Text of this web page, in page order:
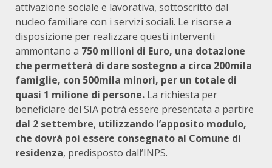
attivazione sociale e lavorativa, sottoscritto dal
nucleo familiare con i servizi sociali. Le risorse a
disposizione per realizzare questi interventi
ammontano a 750 milioni di Euro, una dotazione
che permetterà di dare sostegno a circa 200mila
famiglie, con 500mila minori, per un totale di
quasi 1 milione di persone. La richiesta per
beneficiare del SIA potrà essere presentata a partire
dal 2 settembre, utilizzando l’apposito modulo,
che dovrà poi essere consegnato al Comune di
residenza, predisposto dall’INPS.